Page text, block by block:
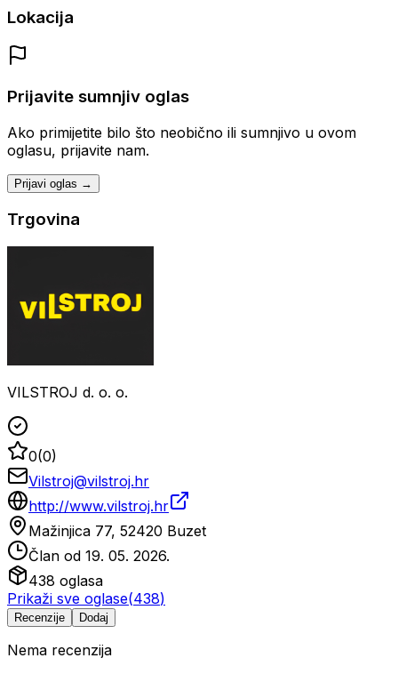
Lokacija
Prijavite sumnjiv oglas
Ako primijetite bilo što neobično ili sumnjivo u ovom
oglasu, prijavite nam.
Prijavi oglas →
Trgovina
VILSTROJ d. o. o.
0(0)
Vilstroj@vilstroj.hr
http://www.vilstroj.hr
Mažinjica 77, 52420 Buzet
Član od 19. 05. 2026.
438 oglasa
Prikaži sve oglase(438)
Recenzije Dodaj
Nema recenzija